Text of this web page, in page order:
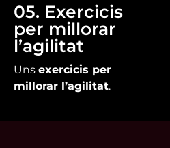
05. Exercicis
per millorar
l’agilitat
Uns exercicis per
millorar l’agilitat.